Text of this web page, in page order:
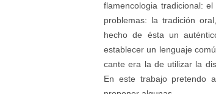
flamencologia tradicional:
problemas: la tradición
hecho de ésta un
establecer un lenguaje
cante era la de utilizar la
En este trabajo pretendo